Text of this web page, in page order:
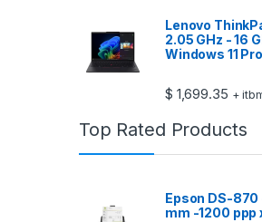
Lenovo
2.05 GHz - 16
Windows 11 Pro
$ 1,699.35 +
Top Rated Products
Epson DS-
mm -1200 ppp